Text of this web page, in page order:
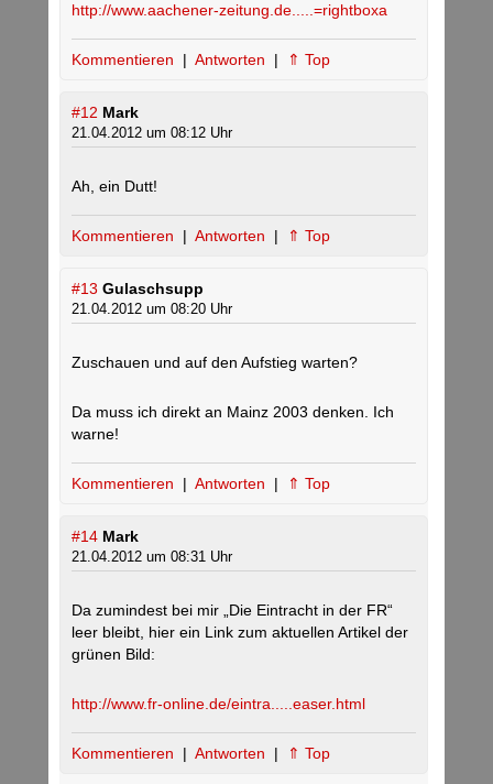
http://www.aachener-zeitung.de.....=rightboxa
Kommentieren | Antworten | ⇑ Top
#12 Mark
21.04.2012 um 08:12 Uhr
Ah, ein Dutt!
Kommentieren | Antworten | ⇑ Top
#13 Gulaschsupp
21.04.2012 um 08:20 Uhr
Zuschauen und auf den Aufstieg warten?
Da muss ich direkt an Mainz 2003 denken. Ich
warne!
Kommentieren | Antworten | ⇑ Top
#14 Mark
21.04.2012 um 08:31 Uhr
Da zumindest bei mir „Die Eintracht in der FR“
leer bleibt, hier ein Link zum aktuellen Artikel der
grünen Bild:
http://www.fr-online.de/eintra.....easer.html
Kommentieren | Antworten | ⇑ Top